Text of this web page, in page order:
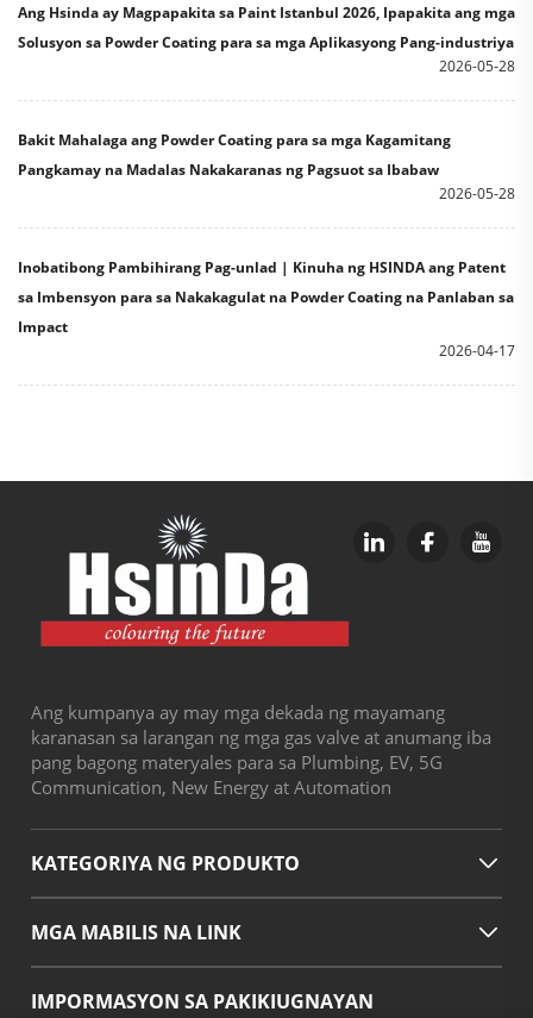
Ang Hsinda ay Magpapakita sa Paint Istanbul 2026, Ipapakita ang mga
Solusyon sa Powder Coating para sa mga Aplikasyong Pang-industriya
2026-05-28
Bakit Mahalaga ang Powder Coating para sa mga Kagamitang
Pangkamay na Madalas Nakakaranas ng Pagsuot sa Ibabaw
2026-05-28
Inobatibong Pambihirang Pag-unlad | Kinuha ng HSINDA ang Patent
sa Imbensyon para sa Nakakagulat na Powder Coating na Panlaban sa
Impact
2026-04-17
Ang kumpanya ay may mga dekada ng mayamang
karanasan sa larangan ng mga gas valve at anumang iba
pang bagong materyales para sa Plumbing, EV, 5G
Communication, New Energy at Automation
KATEGORIYA NG PRODUKTO
MGA MABILIS NA LINK
IMPORMASYON SA PAKIKIUGNAYAN